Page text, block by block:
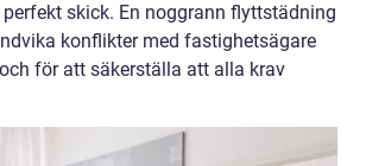
perfekt skick. En noggrann flyttstädning
konflikter med fastighetsägare
för att säkerställa att alla krav